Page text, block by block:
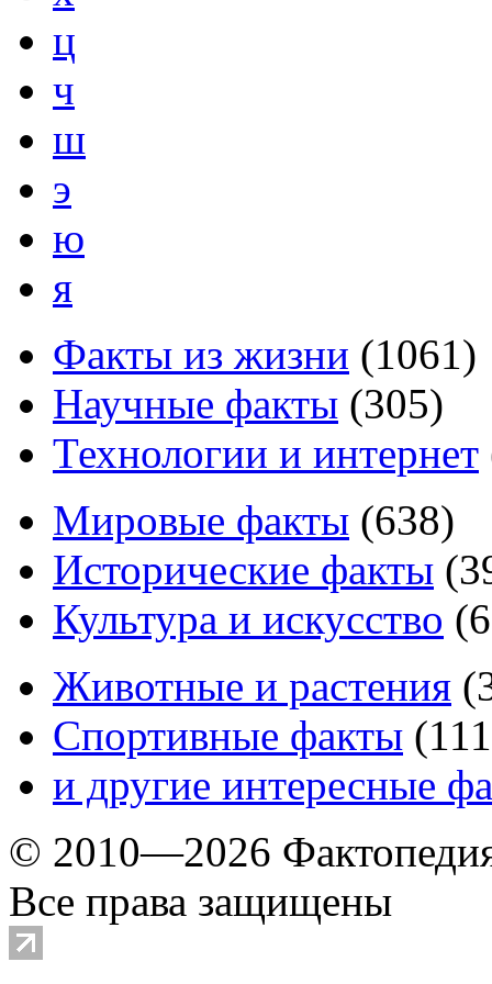
ц
ч
ш
э
ю
я
Факты из жизни (1061)
Научные факты (305)
Технологии и интернет
Мировые факты (638)
Исторические факты (
Культура и искусство (
Животные и растения (
Спортивные факты (111
и другие интересные
© 2010—2026
Все права защищены